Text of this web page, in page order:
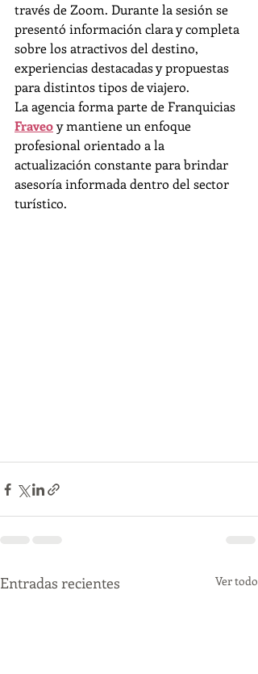
través de Zoom. Durante la sesión se
presentó información clara y completa
sobre los atractivos del destino,
experiencias destacadas y propuestas
para distintos tipos de viajero.
La agencia forma parte de Franquicias
Fraveo y mantiene un enfoque
profesional orientado a la
actualización constante para brindar
asesoría informada dentro del sector
turístico.
Entradas recientes Ver todo